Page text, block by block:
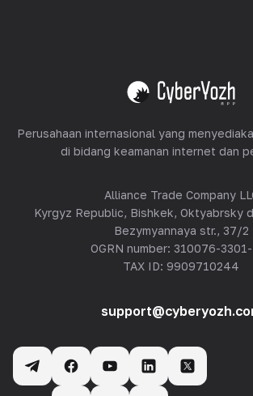
Lihat semua
Perusahaan internasional yang
di bidang keamanan internet dan
Alliance Trade Company
Kyrgyz Republic, Bishkek, Oktyabrsky
Bezymyannaya str., 37/2
OGRN number: 310076-3301-
TAX ID: 9909710244